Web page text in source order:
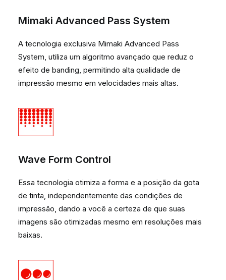
Mimaki Advanced Pass System
A tecnologia exclusiva Mimaki Advanced Pass
System, utiliza um algoritmo avançado que reduz o
efeito de banding, permitindo alta qualidade de
impressão mesmo em velocidades mais altas.
Wave Form Control
Essa tecnologia otimiza a forma e a posição da gota
de tinta, independentemente das condições de
impressão, dando a você a certeza de que suas
imagens são otimizadas mesmo em resoluções mais
baixas.